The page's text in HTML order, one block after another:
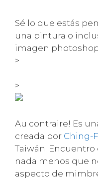
Sé lo que estás
una pintura o
imagen
>
>
Au contraire! Es
creada por Ching-
Taiwán.
nada menos que
aspecto de